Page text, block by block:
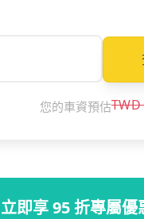
您的車資預估TWD
立即享 95 折專屬優